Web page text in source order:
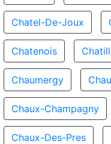
Chatel-De-Joux
Chatenois
Chaumergy
Chaux-Champagny
Chaux-Des-Pres